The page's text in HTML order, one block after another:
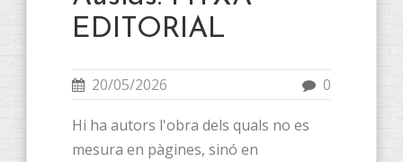
EDITORIAL
20/05/2026 0
Hi ha autors l'obra dels quals no es
mesura en pàgines, sinó en